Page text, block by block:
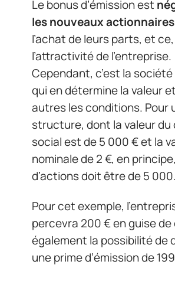
Le bonus d’émission est
les nouveaux actionnaires
l’achat de leurs parts, et
l’attractivité de l’entreprise.
Cependant, c’est la
qui en détermine la valeur
autres les conditions. Pour
structure, dont la valeur du
social est de 5 000 € et la
nominale de 2 €, en
d’actions doit être de 5 000.
Pour cet exemple,
percevra 200 € en guise
également la possibilité de
une prime d’émission de